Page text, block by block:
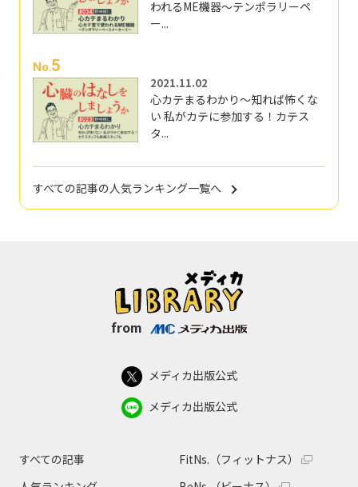
われるME機器～テンポラリーペ
ー...
No.5
2021.11.02
心カテまるわかり～知れば怖くな
い 私がカテに参加する！カテス
タ...
すべての記事の人気ランキング一覧へ
from
メディカ出版公式
メディカ出版公式
すべての記事
FitNs.（フィットナス）